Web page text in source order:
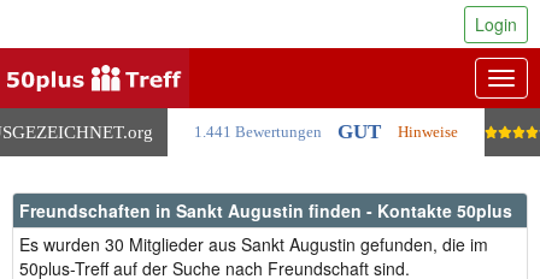
.org 1.441 Bewertungen GUT Hinweise
Login
Freundschaften in Sankt Augustin finden - Kontakte 50plus
Es wurden 30 Mitglieder aus Sankt Augustin gefunden, die im
50plus-Treff auf der Suche nach Freundschaft sind.